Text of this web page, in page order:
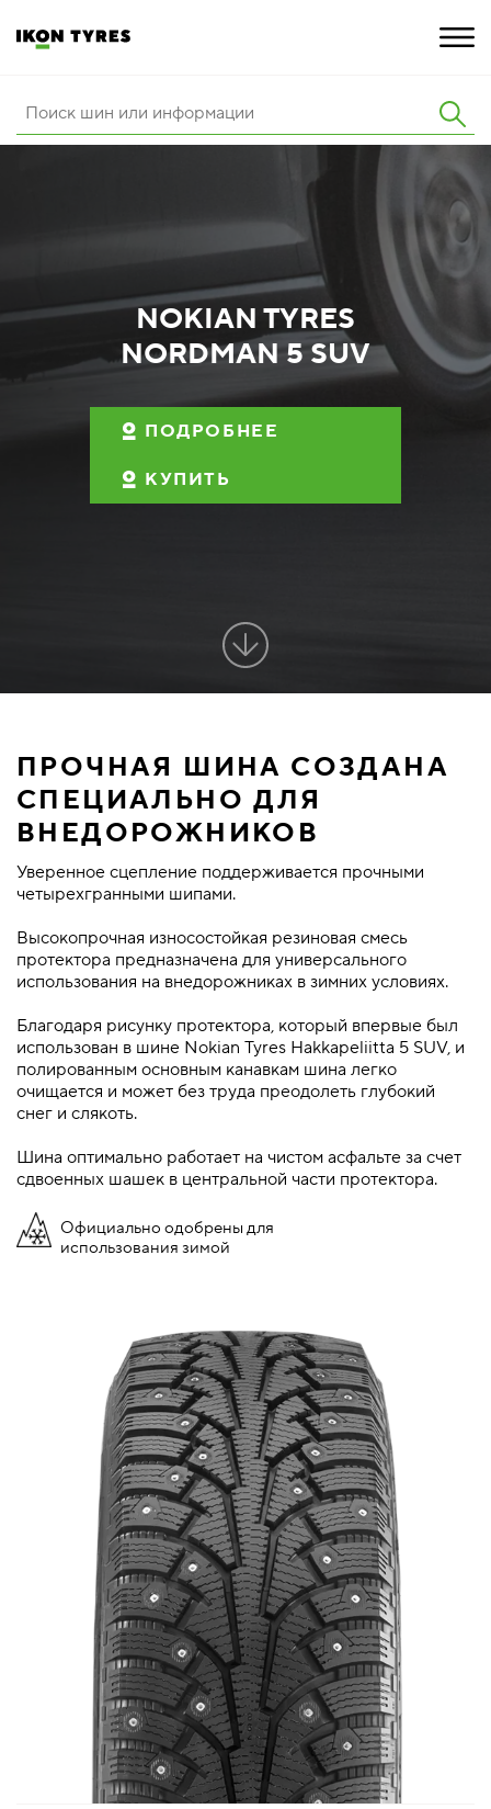
РАСШИРЕННАЯ ГАРАНТИЯ
О КОМПАНИИ
ПОКУПКА И АКЦИИ
NOKIAN TYRES
NORDMAN 5 SUV
ПОДРОБНЕЕ
КУПИТЬ
ПРОЧНАЯ ШИНА СОЗДАНА
СПЕЦИАЛЬНО ДЛЯ
ВНЕДОРОЖНИКОВ
Уверенное сцепление поддерживается прочными
четырехгранными шипами.
Высокопрочная износостойкая резиновая смесь
протектора предназначена для универсального
использования на внедорожниках в зимних условиях.
Благодаря рисунку протектора, который впервые был
использован в шине Nokian Tyres Hakkapeliitta 5 SUV, и
полированным основным канавкам шина легко
очищается и может без труда преодолеть глубокий
снег и слякоть.
Шина оптимально работает на чистом асфальте за счет
сдвоенных шашек в центральной части протектора.
Официально одобрены для
использования зимой